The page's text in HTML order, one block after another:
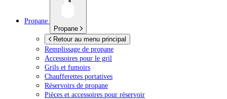
Propane
Propane
Retour au menu principal
Remplissage de propane
Accessoires pour le gril
Grils et fumoirs
Chaufferettes portatives
Réservoirs de propane
Pièces et accessoires pour réservoir